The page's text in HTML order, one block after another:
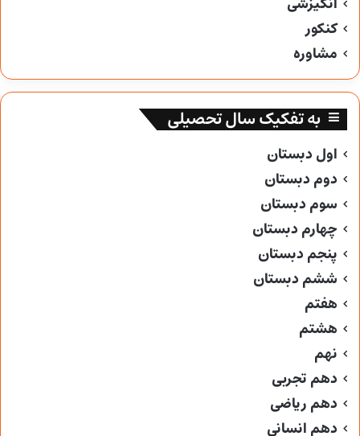
کنکور
مشاوره
به تفکیک سال تحصیلی
اول دبستان
دوم دبستان
سوم دبستان
چهارم دبستان
پنجم دبستان
ششم دبستان
هفتم
هشتم
نهم
دهم تجربی
دهم ریاضی
دهم انسانی